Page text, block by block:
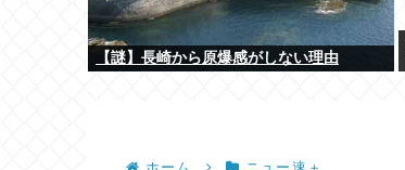
【謎】長崎から原爆感がしない理由